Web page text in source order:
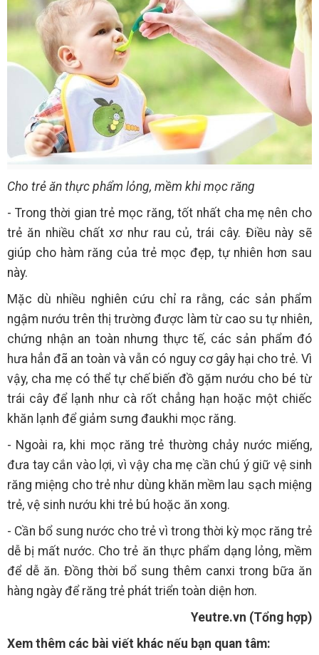
Cho trẻ ăn thực phẩm lỏng, mềm khi mọc răng
- Trong thời gian trẻ mọc răng, tốt nhất cha mẹ nên cho
trẻ ăn nhiều chất xơ như rau củ, trái cây. Điều này sẽ
giúp cho hàm răng của trẻ mọc đẹp, tự nhiên hơn sau
này.
Mặc dù nhiều nghiên cứu chỉ ra rằng, các sản phẩm
ngậm nướu trên thị trường được làm từ cao su tự nhiên,
chứng nhận an toàn nhưng thực tế, các sản phẩm đó
hưa hẳn đã an toàn và vẫn có nguy cơ gây hại cho trẻ. Vì
vậy, cha mẹ có thể tự chế biến đồ gặm nướu cho bé từ
trái cây để lạnh như cà rốt chẳng hạn hoặc một chiếc
khăn lạnh để giảm sưng đaukhi mọc răng.
- Ngoài ra, khi mọc răng trẻ thường chảy nước miếng,
đưa tay cắn vào lợi, vì vậy cha mẹ cần chú ý giữ vệ sinh
răng miệng cho trẻ như dùng khăn mềm lau sạch miệng
trẻ, vệ sinh nướu khi trẻ bú hoặc ăn xong.
- Cần bổ sung nước cho trẻ vì trong thời kỳ mọc răng trẻ
dễ bị mất nước. Cho trẻ ăn thực phẩm dạng lỏng, mềm
để dễ ăn. Đồng thời bổ sung thêm canxi trong bữa ăn
hàng ngày để răng trẻ phát triển toàn diện hơn.
Yeutre.vn (Tổng hợp)
Xem thêm các bài viết khác nếu bạn quan tâm: